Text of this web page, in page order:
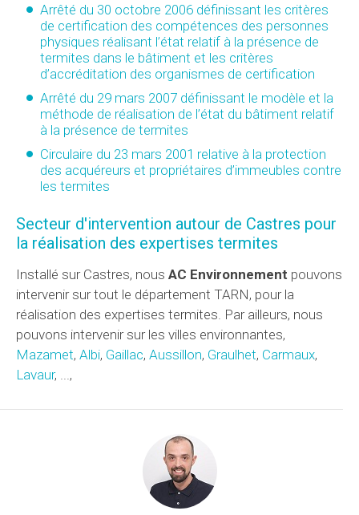
Arrêté du 30 octobre 2006 définissant les critères
de certification des compétences des personnes
physiques réalisant l’état relatif à la présence de
termites dans le bâtiment et les critères
d’accréditation des organismes de certification
Arrêté du 29 mars 2007 définissant le modèle et la
méthode de réalisation de l’état du bâtiment relatif
à la présence de termites
Circulaire du 23 mars 2001 relative à la protection
des acquéreurs et propriétaires d’immeubles contre
les termites
Secteur d'intervention autour de Castres pour
la réalisation des expertises termites
Installé sur Castres, nous AC Environnement pouvons
intervenir sur tout le département TARN, pour la
réalisation des expertises termites. Par ailleurs, nous
pouvons intervenir sur les villes environnantes,
Mazamet, Albi, Gaillac, Aussillon, Graulhet, Carmaux,
Lavaur, ...,